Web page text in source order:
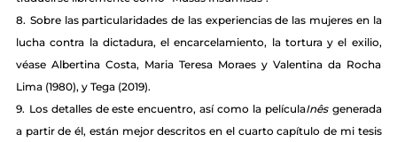
8. Sobre las particularidades de las experiencias de las mujeres en la
lucha contra la dictadura, el encarcelamiento, la tortura y el exilio,
véase Albertina Costa, Maria Teresa Moraes y Valentina da Rocha
Lima (1980), y Tega (2019).
9. Los detalles de este encuentro, así como la películaInês generada
a partir de él, están mejor descritos en el cuarto capítulo de mi tesis